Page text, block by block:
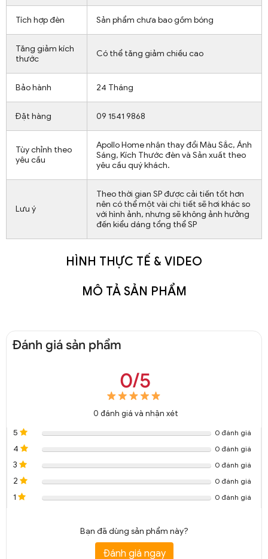
Tích hợp đèn Sản phẩm chưa bao gồm bóng
Tăng giảm kích
thước
Có thể tăng giảm chiều cao
Bảo hành 24 Tháng
Đặt hàng 09 1541 9868
Tùy chỉnh theo
yêu cầu
Apollo Home nhận thay đổi Màu Sắc, Ánh
Sáng, Kích Thước đèn và Sản xuất theo
yêu cầu quý khách.
Lưu ý
Theo thời gian SP được cải tiến tốt hơn
nên có thể một vài chi tiết sẽ hơi khác so
với hình ảnh, nhưng sẽ không ảnh hưởng
đến kiểu dáng tổng thể SP
HÌNH THỰC TẾ & VIDEO
MÔ TẢ SẢN PHẨM
Đánh giá sản phẩm
0/5
0 đánh giá và nhận xét
5
0 đánh giá
4 0 đánh giá
3 0 đánh giá
2 0 đánh giá
1 0 đánh giá
Bạn đã dùng sản phẩm này?
Đánh giá ngay